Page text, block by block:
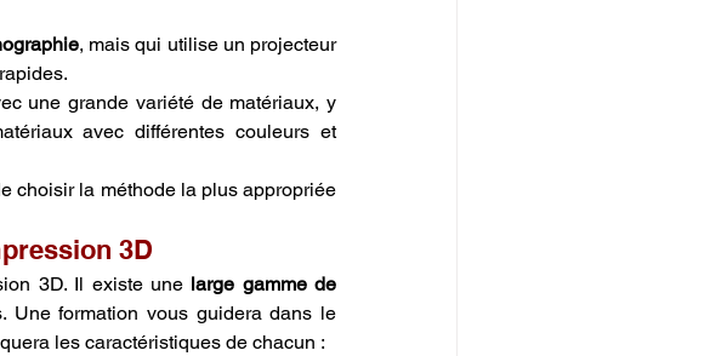
, mais qui utilise un projecteur
une grande variété de matériaux, y
avec différentes couleurs et
choisir la méthode la plus appropriée
3D
3D. Il existe une large gamme de
Une formation vous guidera dans le
les caractéristiques de chacun :